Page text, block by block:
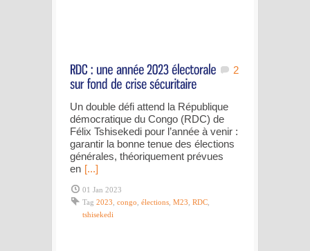
2
Un double défi attend la République
démocratique du Congo (RDC) de
Félix Tshisekedi pour l’année à venir :
garantir la bonne tenue des élections
générales, théoriquement prévues
en [...]
01 Jan 2023
Tag 2023 congo élections M23 RDC
tshisekedi